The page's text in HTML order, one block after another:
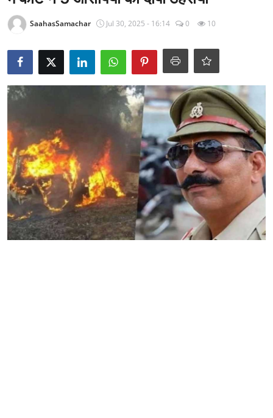
Epaper
धर्म
लाइफस्टाइल
टेक
SaahasSamachar Jul 30, 2025 - 16:14 0 10